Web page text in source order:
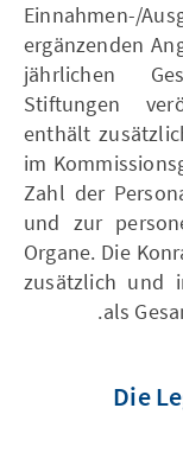
ergänzenden
jährlichen
Stiftungen
enthält
im
Zahl der
und zur
Organe. Die
zusätzlich und
als
4.